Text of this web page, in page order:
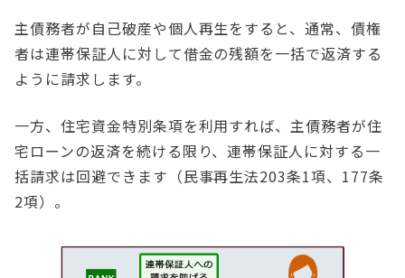
主債務者が自己破産や個人再生をすると、通常、債権
者は連帯保証人に対して借金の残額を一括で返済する
ように請求します。
一方、住宅資金特別条項を利用すれば、主債務者が住
宅ローンの返済を続ける限り、連帯保証人に対する一
括請求は回避できます（民事再生法203条1項、177条
2項）。